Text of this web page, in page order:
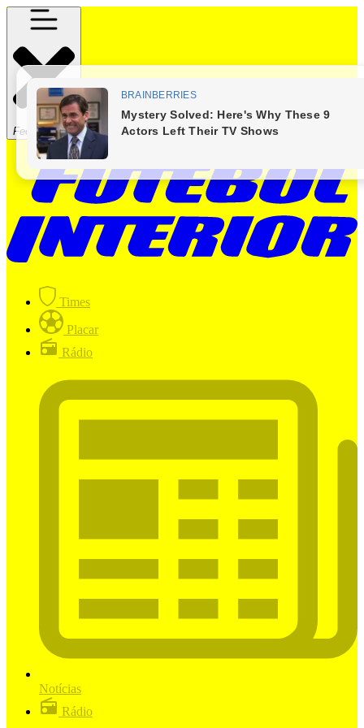
Fechar Menu
Times
Placar
Rádio
Notícias
Rádio